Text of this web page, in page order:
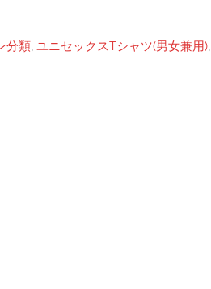
分類, ユニセックスTシャツ(男女兼用),